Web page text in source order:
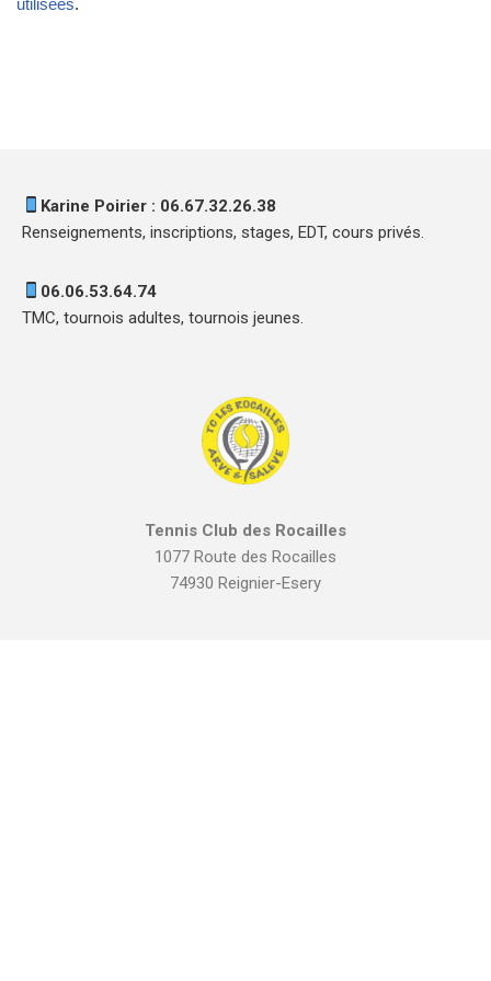
utilisées.
Karine Poirier : 06.67.32.26.38
Renseignements, inscriptions, stages, EDT, cours privés.
06.06.53.64.74
TMC, tournois adultes, tournois jeunes.
Tennis Club des Rocailles
1077 Route des Rocailles
74930 Reignier-Esery